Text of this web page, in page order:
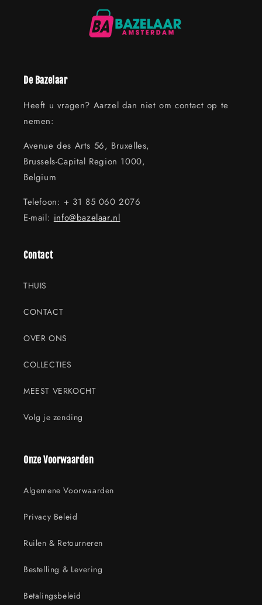
De Bazelaar
Heeft u vragen? Aarzel dan niet om contact op te
nemen:
Avenue des Arts 56, Bruxelles,
Brussels-Capital Region 1000,
Belgium
Telefoon: + 31 85 060 2076
E-mail: info@bazelaar.nl
Contact
THUIS
CONTACT
OVER ONS
COLLECTIES
MEEST VERKOCHT
Volg je zending
Onze Voorwaarden
Algemene Voorwaarden
Privacy Beleid
Ruilen & Retourneren
Bestelling & Levering
Betalingsbeleid